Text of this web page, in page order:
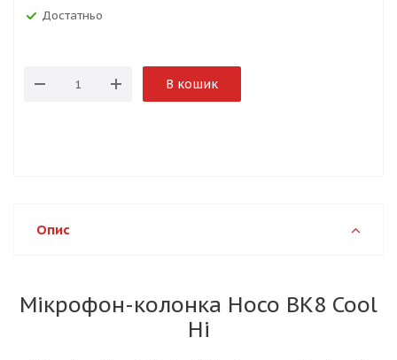
Достатньо
В кошик
Опис
Мікрофон-колонка Hoco BK8 Cool
Hi